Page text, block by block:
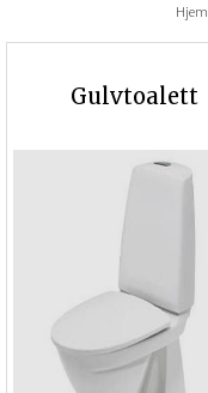
Hjem
Gulvtoalett